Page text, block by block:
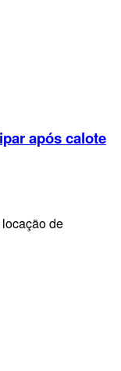
após calote
de